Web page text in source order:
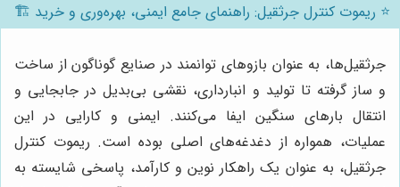
⭐️ ریموت کنترل جرثقیل: راهنمای جامع ایمنی، بهره‌وری و خرید 🏗️
جرثقیل‌ها، به عنوان بازوهای توانمند در صنایع گوناگون از ساخت
و ساز گرفته تا تولید و انبارداری، نقشی بی‌بدیل در جابجایی و
انتقال بارهای سنگین ایفا می‌کنند. ایمنی و کارایی در این
عملیات، همواره از دغدغه‌های اصلی بوده است. ریموت کنترل
جرثقیل، به عنوان یک راهکار نوین و کارآمد، پاسخی شایسته به